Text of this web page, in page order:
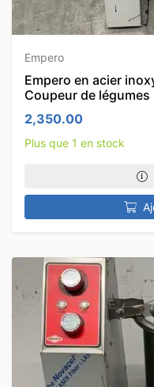
Empero
Empero en acier
Coupeur de
2,350.00
Plus que 1 en stock